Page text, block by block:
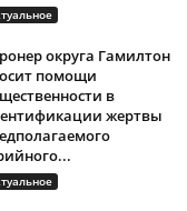
округа Гамилтон
помощи
в
жертвы